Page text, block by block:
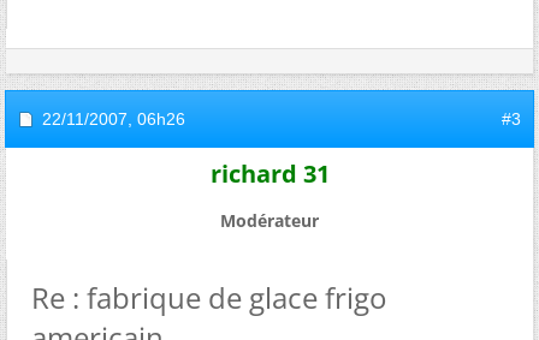
22/11/2007, 06h26 #3
richard 31
Modérateur
Re : fabrique de glace frigo